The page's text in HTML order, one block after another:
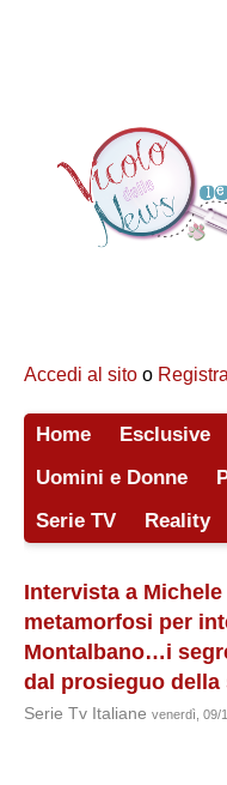
Accedi al sito o
Home Esclusive
Uomini e Donne
Serie TV
Reality
Intervista a
metamorfosi per
Montalbano…i
dal prosieguo
Serie Tv Italiane venerdì, 09/